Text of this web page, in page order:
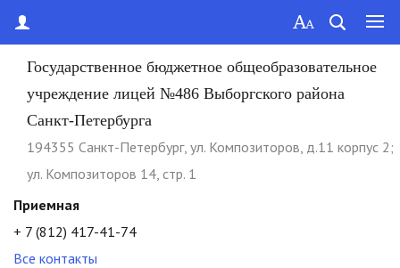
Государственное бюджетное общеобразовательное
учреждение лицей №486 Выборгского района
Санкт-Петербурга
194355 Cанкт-Петербург, ул. Композиторов, д.11 корпус 2;
ул. Композиторов 14, стр. 1
Приемная
+ 7 (812) 417-41-74
Все контакты